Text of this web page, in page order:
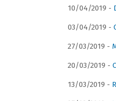
10/04/2019 -
03/04/2019 -
27/03/2019 -
20/03/2019 -
13/03/2019 -